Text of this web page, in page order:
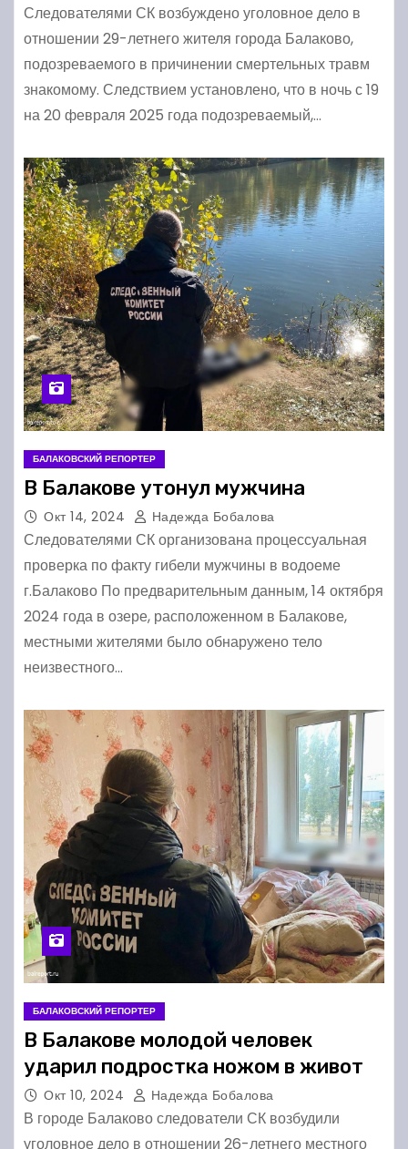
Следователями СК возбуждено уголовное дело в
отношении 29-летнего жителя города Балаково,
подозреваемого в причинении смертельных травм
знакомому. Следствием установлено, что в ночь с 19
на 20 февраля 2025 года подозреваемый,…
БАЛАКОВСКИЙ РЕПОРТЕР
В Балакове утонул мужчина
Окт 14, 2024 Надежда Бобалова
Следователями СК организована процессуальная
проверка по факту гибели мужчины в водоеме
г.Балаково По предварительным данным, 14 октября
2024 года в озере, расположенном в Балакове,
местными жителями было обнаружено тело
неизвестного…
БАЛАКОВСКИЙ РЕПОРТЕР
В Балакове молодой человек
ударил подростка ножом в живот
Окт 10, 2024 Надежда Бобалова
В городе Балаково следователи СК возбудили
уголовное дело в отношении 26-летнего местного